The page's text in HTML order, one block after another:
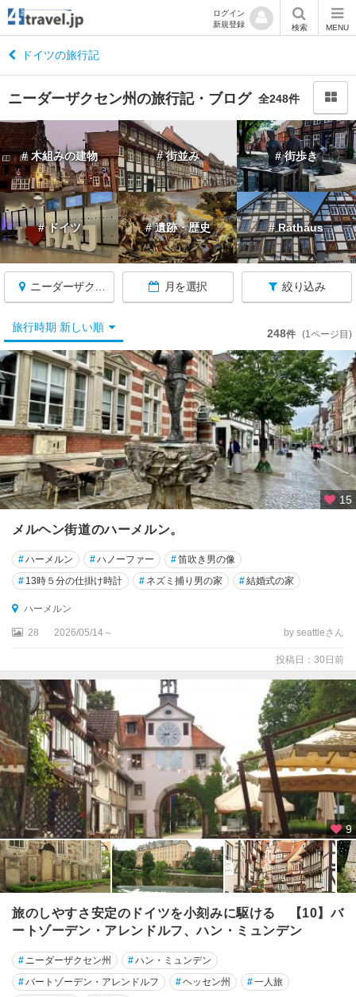
ログイン
新規登録
検索 MENU
ドイツの旅行記
ニーダーザクセン州の旅行記・ブログ 全248件
# 木組みの建物 # 街並み # 街歩き
# ドイツ # 遺跡・歴史 # Rathaus
ニーダーザクセン州 月を選択 絞り込み
ド
イ
ツ
へ
戻
る
★
ケ
ル
ン
★
シ
ュ
ツ
ッ
ト
ガ
ル
★
ュ
ッ
ド
ル
フ
★
ド
レ
ス
デ
ン
★
ニ
ュ
ル
ン
ル
ク
旅行時期 新しい順 248件 (1ページ目)
15
メルヘン街道のハーメルン。
#ハーメルン #ハノーファー #笛吹き男の像
# 13時５分の仕掛け時計 # ネズミ捕り男の家 #結婚式の家
ハーメルン
28 2026/05/14～ by seattleさん
投稿日：30日前
9
旅のしやすさ安定のドイツを小刻みに駆ける 【10】バ
ートゾーデン・アレンドルフ、ハン・ミュンデン
# ニーダーザクセン州 #ハン・ミュンデン
#バートゾーデン・アレンドルフ #ヘッセン州 #一人旅